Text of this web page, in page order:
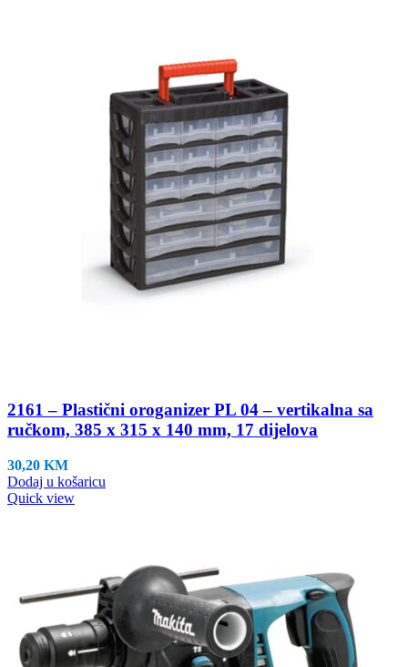
2161 – Plastični oroganizer PL 04 – vertikalna sa
ručkom, 385 x 315 x 140 mm, 17 dijelova
30,20 KM
Dodaj u košaricu
Quick view